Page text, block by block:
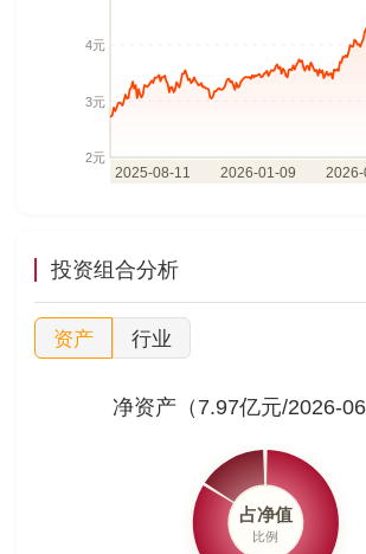
投资组合分析
资产 行业
净资产（7.97亿元/2026-